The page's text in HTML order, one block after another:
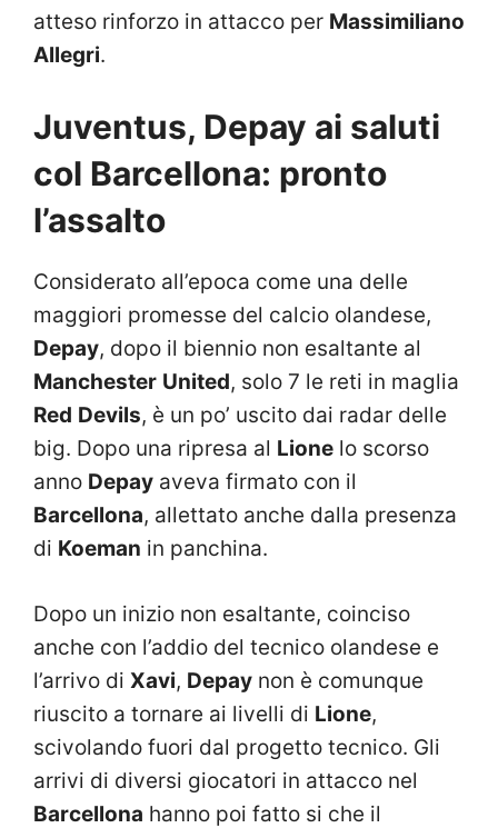
atteso rinforzo in attacco per Massimiliano
Allegri.
Juventus, Depay ai saluti
col Barcellona: pronto
l’assalto
Considerato all’epoca come una delle
maggiori promesse del calcio olandese,
Depay, dopo il biennio non esaltante al
Manchester United, solo 7 le reti in maglia
Red Devils, è un po’ uscito dai radar delle
big. Dopo una ripresa al Lione lo scorso
anno Depay aveva firmato con il
Barcellona, allettato anche dalla presenza
di Koeman in panchina.
Dopo un inizio non esaltante, coinciso
anche con l’addio del tecnico olandese e
l’arrivo di Xavi, Depay non è comunque
riuscito a tornare ai livelli di Lione,
scivolando fuori dal progetto tecnico. Gli
arrivi di diversi giocatori in attacco nel
Barcellona hanno poi fatto si che il